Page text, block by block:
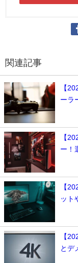
関連記事
【
ーラ
【
ー！
【
ット
【
とデ